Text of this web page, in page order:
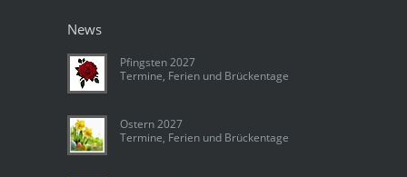
News
Pfingsten 2027
Termine, Ferien und Brückentage
Ostern 2027
Termine, Ferien und Brückentage